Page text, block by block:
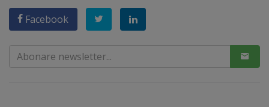
Facebook